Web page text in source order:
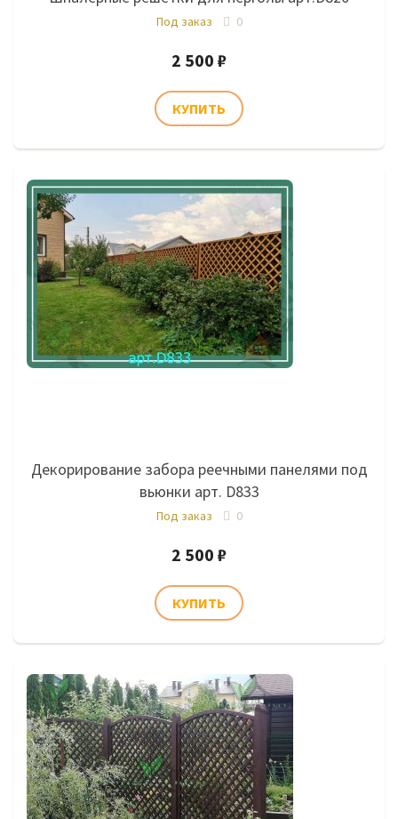
Под заказ 0
2 500 ₽
Декорирование забора реечными панелями под
вьюнки арт. D833
Под заказ 0
2 500 ₽